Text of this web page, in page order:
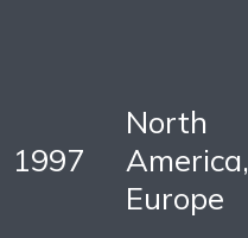
1997
North
America,
Europe